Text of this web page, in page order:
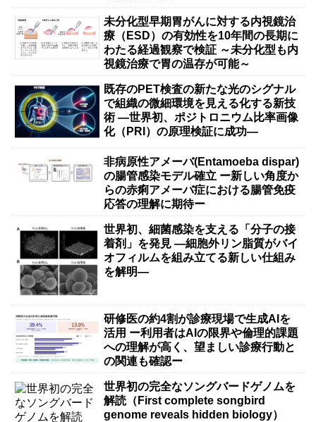
未分化型早期胃がんに対する内視鏡治
療（ESD）の有効性を10年間の長期に
わたる経過観察で検証 ～未分化型も内
視鏡治療で胃の温存が可能～
既存のPET検査の新たな光のシグナル
で組織の微細環境を見える化する新技
術 ―世界初、ポジトロニウム比率画像
化（PRI）の原理検証に成功―
非病原性アメーバ(Entamoeba dispar)
の腸管感染モデル確立 ー新しい角度か
らの赤痢アメーバ症における腸管免疫
応答の理解に期待ー
世界初、細菌感染を支える「分子の接
着剤」を発見 ―細胞外リン脂質がバイ
オフィルムを組み立てる新しい仕組み
を解明―
研修医の約4割が診療現場で生成AIを
活用 ー利用者はAIの限界や倫理的課題
への理解が高く、望ましい診療行動と
の関連も確認ー
世界初の完全なソングバードゲノムを
解読（First complete songbird
genome reveals hidden biology）